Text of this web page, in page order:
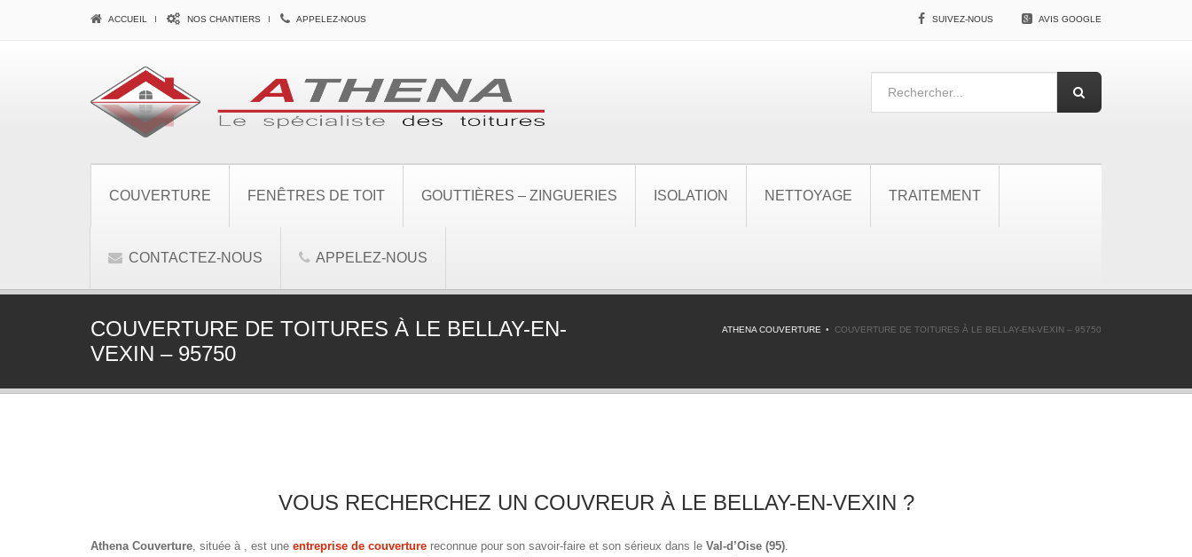
ACCUEIL NOS CHANTIERS APPELEZ-NOUS SUIVEZ-NOUS AVIS GOOGLE
COUVERTURE FENÊTRES DE TOIT GOUTTIÈRES – ZINGUERIES ISOLATION NETTOYAGE TRAITEMENT
CONTACTEZ-NOUS APPELEZ-NOUS
COUVERTURE DE TOITURES À LE BELLAY-EN-
VEXIN – 95750
ATHENA COUVERTURE COUVERTURE DE TOITURES À LE BELLAY-EN-VEXIN – 95750
VOUS RECHERCHEZ UN COUVREUR À LE BELLAY-EN-VEXIN ?
Athena Couverture, située à , est une entreprise de couverture reconnue pour son savoir-faire et son sérieux dans le Val-d’Oise (95).